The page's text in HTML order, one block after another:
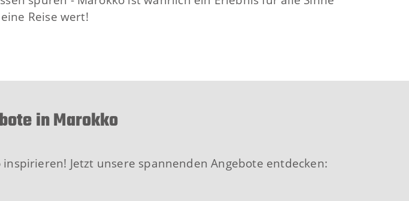
Reise wert!
in Marokko
Jetzt unsere spannenden Angebote entdecken: